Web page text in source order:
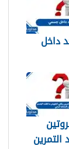
داخل